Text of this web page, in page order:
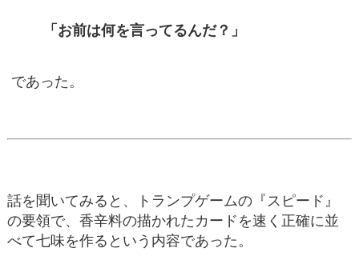
「お前は何を言ってるんだ？」
であった。
話を聞いてみると、トランプゲームの『スピード』
の要領で、香辛料の描かれたカードを速く正確に並
べて七味を作るという内容であった。